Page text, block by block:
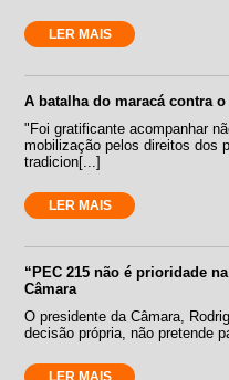
LER MAIS
A batalha do maracá contra o
"Foi gratificante acompanhar
mobilização pelos direitos dos
tradicion[...]
LER MAIS
“PEC 215 não é prioridade
Câmara
O presidente da Câmara,
decisão própria, não pretende
LER MAIS